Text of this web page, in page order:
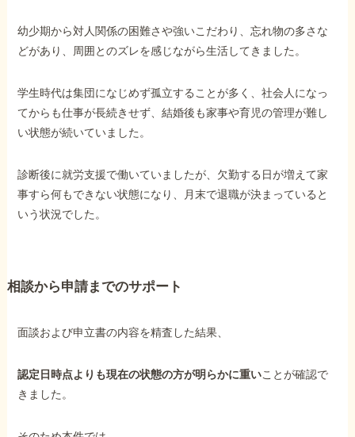
で受給相談をする
他社と何が違うの？
当事務所に
お電話でのお問い合わせ
089-907-3797
受付時間：平日9:00~18:00
幼少期から対人関係の困難さや強いこだわり、忘れ物の多さな
どがあり、周囲とのズレを感じながら生活してきました。
学生時代は集団になじめず孤立することが多く、社会人になっ
てからも仕事が長続きせず、結婚後も家事や育児の管理が難し
い状態が続いていました。
診断後に就労支援で働いていましたが、欠勤する日が増えて家
事すら何もできない状態になり、月末で退職が決まっていると
いう状況でした。
相談から申請までのサポート
面談および申立書の内容を精査した結果、
認定日時点よりも現在の状態の方が明らかに重いことが確認で
きました。